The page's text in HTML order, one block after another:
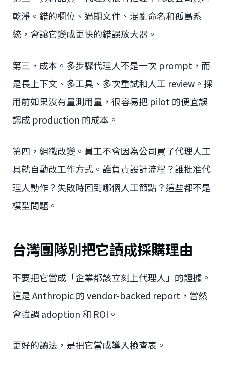
乾淨。錯的欄位、過期文件、混亂命名和孤島系
統，會讓它變成更快的錯誤放大器。
第三，成本。多步驟代理人不是一次 prompt，而
是長上下文、多工具、多次重試和人工 review。採
用前如果沒有量測用量，很容易把 pilot 的便宜誤
認成 production 的成本。
第四，組織改變。員工不會因為公司買了代理人工
具就自動改工作方式。誰負責設計流程？誰批准代
理人動作？失敗時回到哪個人工節點？這些都不是
模型問題。
台灣團隊別把它讀成採購理由
不要把它當成「企業都該立刻上代理人」的證據。
這是 Anthropic 的 vendor-backed report，當然
會強調 adoption 和 ROI。
更好的讀法，是把它當成導入檢查表。